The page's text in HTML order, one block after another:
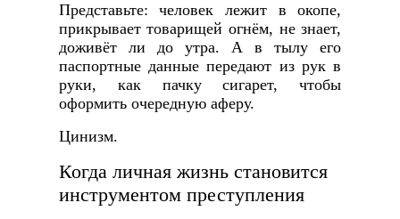
Представьте: человек лежит в окопе,
прикрывает товарищей огнём, не знает,
доживёт ли до утра. А в тылу его
паспортные данные передают из рук в
руки, как пачку сигарет, чтобы
оформить очередную аферу.
Цинизм.
Когда личная жизнь становится
инструментом преступления